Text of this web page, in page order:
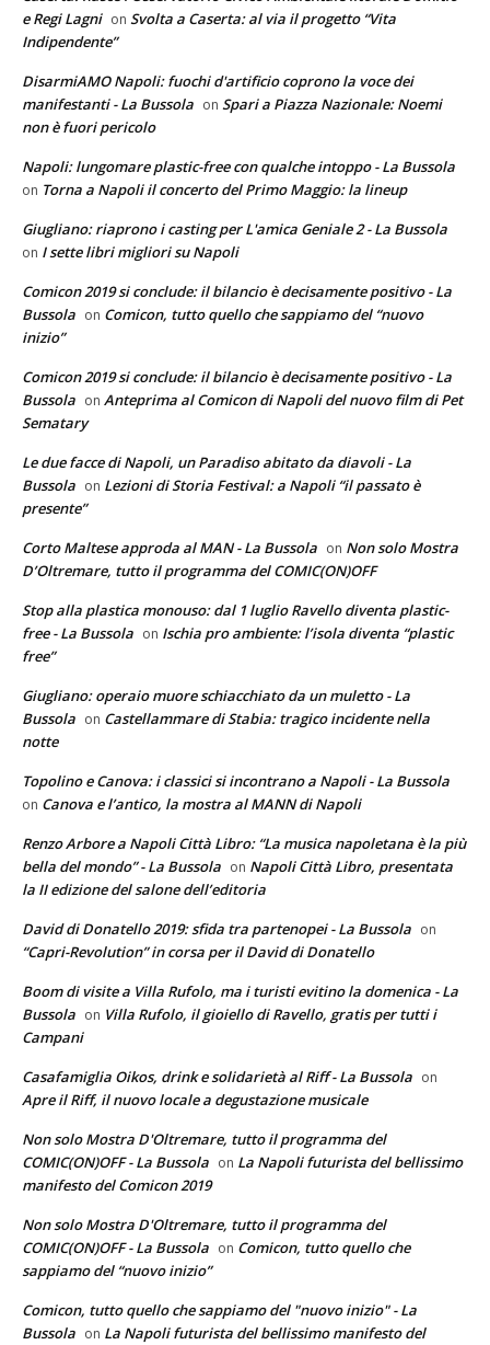
e Regi Lagni on Svolta a Caserta: al via il progetto “Vita
Indipendente”
DisarmiAMO Napoli: fuochi d'artificio coprono la voce dei
manifestanti - La Bussola on Spari a Piazza Nazionale: Noemi
non è fuori pericolo
Napoli: lungomare plastic-free con qualche intoppo - La Bussola
on Torna a Napoli il concerto del Primo Maggio: la lineup
Giugliano: riaprono i casting per L'amica Geniale 2 - La Bussola
on I sette libri migliori su Napoli
Comicon 2019 si conclude: il bilancio è decisamente positivo - La
Bussola on Comicon, tutto quello che sappiamo del “nuovo
inizio”
Comicon 2019 si conclude: il bilancio è decisamente positivo - La
Bussola on Anteprima al Comicon di Napoli del nuovo film di Pet
Sematary
Le due facce di Napoli, un Paradiso abitato da diavoli - La
Bussola on Lezioni di Storia Festival: a Napoli “il passato è
presente”
Corto Maltese approda al MAN - La Bussola on Non solo Mostra
D’Oltremare, tutto il programma del COMIC(ON)OFF
Stop alla plastica monouso: dal 1 luglio Ravello diventa plastic-
free - La Bussola on Ischia pro ambiente: l’isola diventa “plastic
free”
Giugliano: operaio muore schiacchiato da un muletto - La
Bussola on Castellammare di Stabia: tragico incidente nella
notte
Topolino e Canova: i classici si incontrano a Napoli - La Bussola
on Canova e l’antico, la mostra al MANN di Napoli
Renzo Arbore a Napoli Città Libro: “La musica napoletana è la più
bella del mondo” - La Bussola on Napoli Città Libro, presentata
la II edizione del salone dell’editoria
David di Donatello 2019: sfida tra partenopei - La Bussola on
“Capri-Revolution” in corsa per il David di Donatello
Boom di visite a Villa Rufolo, ma i turisti evitino la domenica - La
Bussola on Villa Rufolo, il gioiello di Ravello, gratis per tutti i
Campani
Casafamiglia Oikos, drink e solidarietà al Riff - La Bussola on
Apre il Riff, il nuovo locale a degustazione musicale
Non solo Mostra D'Oltremare, tutto il programma del
COMIC(ON)OFF - La Bussola on La Napoli futurista del bellissimo
manifesto del Comicon 2019
Non solo Mostra D'Oltremare, tutto il programma del
COMIC(ON)OFF - La Bussola on Comicon, tutto quello che
sappiamo del “nuovo inizio”
Comicon, tutto quello che sappiamo del "nuovo inizio" - La
Bussola on La Napoli futurista del bellissimo manifesto del